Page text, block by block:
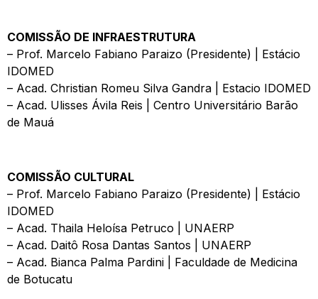
COMISSÃO DE INFRAESTRUTURA
– Prof. Marcelo Fabiano Paraizo (Presidente) | Estácio
IDOMED
– Acad. Christian Romeu Silva Gandra | Estacio IDOMED
– Acad. Ulisses Ávila Reis | Centro Universitário Barão
de Mauá
COMISSÃO CULTURAL
– Prof. Marcelo Fabiano Paraizo (Presidente) | Estácio
IDOMED
– Acad. Thaila Heloísa Petruco | UNAERP
– Acad. Daitô Rosa Dantas Santos | UNAERP
– Acad. Bianca Palma Pardini | Faculdade de Medicina
de Botucatu